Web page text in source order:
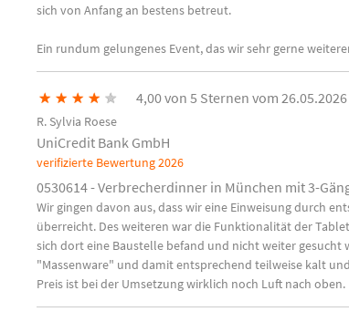
sich von Anfang an bestens betreut.
Ein rundum gelungenes Event, das wir sehr gerne
★ ★ ★ ★ ★ 4,00 von 5 Sternen vom 26.05.2026
R. Sylvia Roese
UniCredit Bank GmbH
verifizierte Bewertung2026
0530614 - Verbrecherdinner in München mit 3-
Wir gingen davon aus, dass wir eine Einweisung durch
überreicht. Des weiteren war die Funktionalität der
sich dort eine Baustelle befand und nicht weiter gesucht
"Massenware" und damit entsprechend teilweise kalt
Preis ist bei der Umsetzung wirklich noch Luft nach oben.